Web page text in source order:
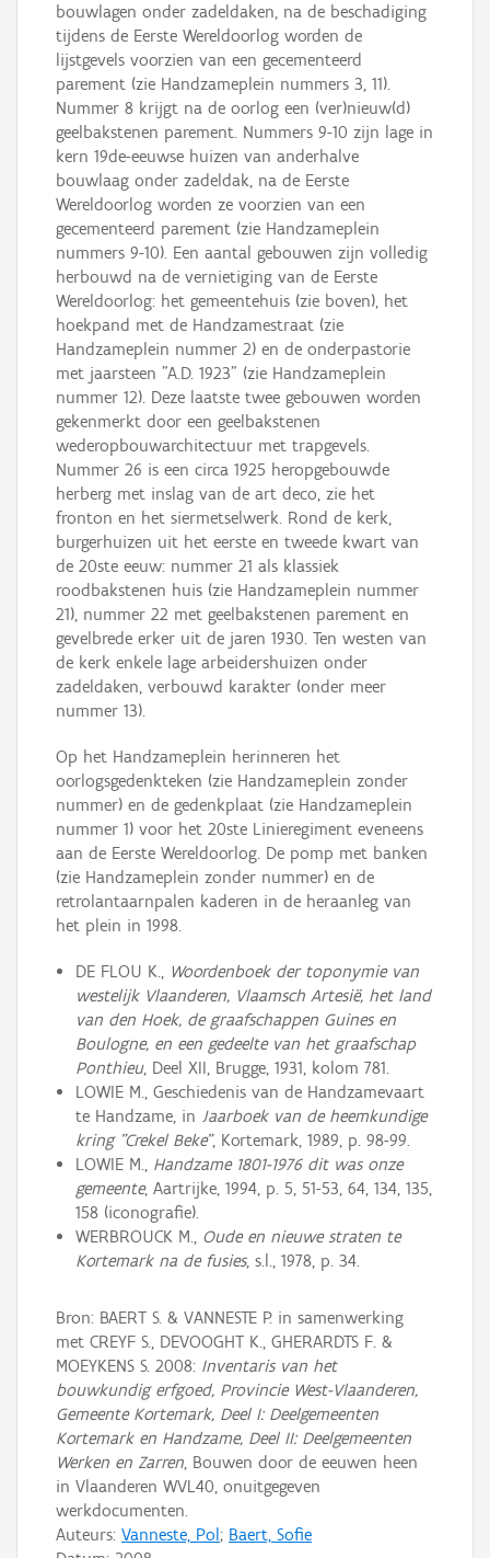
bouwlagen onder zadeldaken, na de beschadiging
tijdens de Eerste Wereldoorlog worden de
lijstgevels voorzien van een gecementeerd
parement (zie Handzameplein nummers 3, 11).
Nummer 8 krijgt na de oorlog een (ver)nieuw(d)
geelbakstenen parement. Nummers 9-10 zijn lage in
kern 19de-eeuwse huizen van anderhalve
bouwlaag onder zadeldak, na de Eerste
Wereldoorlog worden ze voorzien van een
gecementeerd parement (zie Handzameplein
nummers 9-10). Een aantal gebouwen zijn volledig
herbouwd na de vernietiging van de Eerste
Wereldoorlog: het gemeentehuis (zie boven), het
hoekpand met de Handzamestraat (zie
Handzameplein nummer 2) en de onderpastorie
met jaarsteen "A.D. 1923" (zie Handzameplein
nummer 12). Deze laatste twee gebouwen worden
gekenmerkt door een geelbakstenen
wederopbouwarchitectuur met trapgevels.
Nummer 26 is een circa 1925 heropgebouwde
herberg met inslag van de art deco, zie het
fronton en het siermetselwerk. Rond de kerk,
burgerhuizen uit het eerste en tweede kwart van
de 20ste eeuw: nummer 21 als klassiek
roodbakstenen huis (zie Handzameplein nummer
21), nummer 22 met geelbakstenen parement en
gevelbrede erker uit de jaren 1930. Ten westen van
de kerk enkele lage arbeidershuizen onder
zadeldaken, verbouwd karakter (onder meer
nummer 13).
Op het Handzameplein herinneren het
oorlogsgedenkteken (zie Handzameplein zonder
nummer) en de gedenkplaat (zie Handzameplein
nummer 1) voor het 20ste Linieregiment eveneens
aan de Eerste Wereldoorlog. De pomp met banken
(zie Handzameplein zonder nummer) en de
retrolantaarnpalen kaderen in de heraanleg van
het plein in 1998.
DE FLOU K., Woordenboek der toponymie van
westelijk Vlaanderen, Vlaamsch Artesië, het land
van den Hoek, de graafschappen Guines en
Boulogne, en een gedeelte van het graafschap
Ponthieu, Deel XII, Brugge, 1931, kolom 781.
LOWIE M., Geschiedenis van de Handzamevaart
te Handzame, in Jaarboek van de heemkundige
kring "Crekel Beke", Kortemark, 1989, p. 98-99.
LOWIE M., Handzame 1801-1976 dit was onze
gemeente, Aartrijke, 1994, p. 5, 51-53, 64, 134, 135,
158 (iconografie).
WERBROUCK M., Oude en nieuwe straten te
Kortemark na de fusies, s.l., 1978, p. 34.
Bron: BAERT S. & VANNESTE P. in samenwerking
met CREYF S., DEVOOGHT K., GHERARDTS F. &
MOEYKENS S. 2008: Inventaris van het
bouwkundig erfgoed, Provincie West-Vlaanderen,
Gemeente Kortemark, Deel I: Deelgemeenten
Kortemark en Handzame, Deel II: Deelgemeenten
Werken en Zarren, Bouwen door de eeuwen heen
in Vlaanderen WVL40, onuitgegeven
werkdocumenten.
Auteurs: Vanneste, Pol; Baert, Sofie